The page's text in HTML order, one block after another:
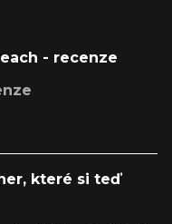
- recenze
které si teď